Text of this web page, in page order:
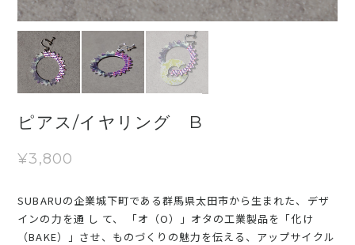
ピアス/イヤリング B
¥3,800
SUBARUの企業城下町である群馬県太田市から生まれた、デザ
インの力を通 し て、 「オ（O）」オタの工業製品を「化け
（BAKE）」させ、ものづくりの魅力を伝える、アップサイクル